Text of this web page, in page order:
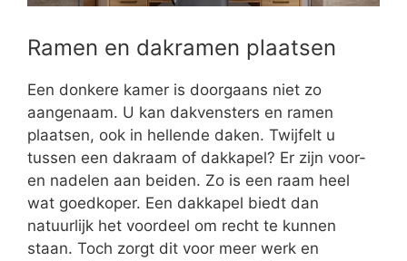
Ramen en dakramen plaatsen
Een donkere kamer is doorgaans niet zo
aangenaam. U kan dakvensters en ramen
plaatsen, ook in hellende daken. Twijfelt u
tussen een dakraam of dakkapel? Er zijn voor-
en nadelen aan beiden. Zo is een raam heel
wat goedkoper. Een dakkapel biedt dan
natuurlijk het voordeel om recht te kunnen
staan. Toch zorgt dit voor meer werk en